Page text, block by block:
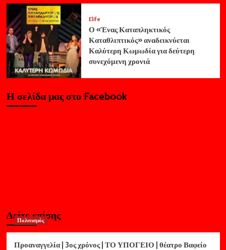
Elife
Ο «Ένας Καταπληκτικός
Καταθλιπτικός» αναδεικνύεται
Καλύτερη Κωμωδία για δεύτερη
συνεχόμενη χρονιά
Η σελίδα μας στο Facebook
Δείτε επίσης
Πολιτισμός
Προαναγγελία | 3ος χρόνος | ΤΟ ΥΠΟΓΕΙΟ | θέατρο Βαφείο